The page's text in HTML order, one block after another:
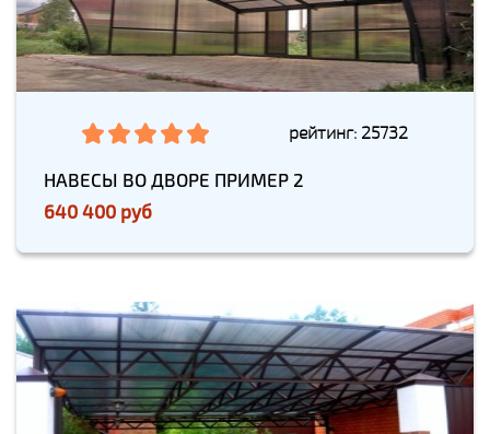
рейтинг: 25732
НАВЕСЫ ВО ДВОРЕ ПРИМЕР 2
640 400 руб